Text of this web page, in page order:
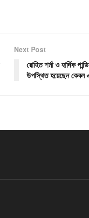
Next Post
রোহিত শর্মা ও হার্দিক
উপস্থিত হয়েছেন কেবল